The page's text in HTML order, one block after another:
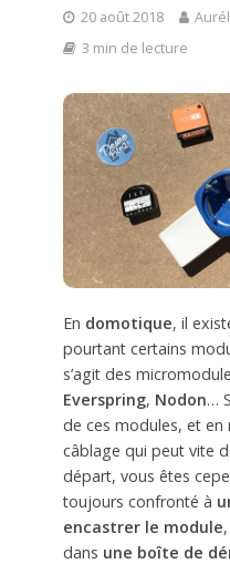
20 août 2018
3 min de lecture
En domotique, il
pourtant certains
s’agit des
Everspring, Nodon…
de ces modules, et en
câblage qui peut vite
départ, vous êtes
toujours confronté à
encastrer le module
dans une boîte de